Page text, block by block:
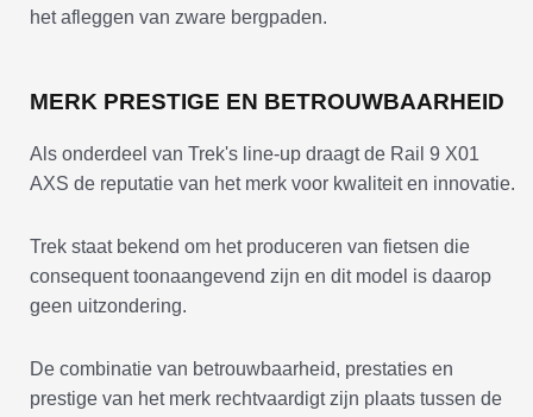
het afleggen van zware bergpaden.
MERK PRESTIGE EN BETROUWBAARHEID
Als onderdeel van Trek's line-up draagt de Rail 9 X01
AXS de reputatie van het merk voor kwaliteit en innovatie.
Trek staat bekend om het produceren van fietsen die
consequent toonaangevend zijn en dit model is daarop
geen uitzondering.
De combinatie van betrouwbaarheid, prestaties en
prestige van het merk rechtvaardigt zijn plaats tussen de